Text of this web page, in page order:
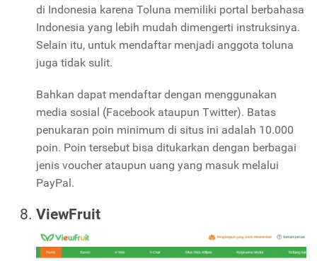
di Indonesia karena Toluna memiliki portal berbahasa
Indonesia yang lebih mudah dimengerti instruksinya.
Selain itu, untuk mendaftar menjadi anggota toluna
juga tidak sulit.
Bahkan dapat mendaftar dengan menggunakan
media sosial (Facebook ataupun Twitter). Batas
penukaran poin minimum di situs ini adalah 10.000
poin. Poin tersebut bisa ditukarkan dengan berbagai
jenis voucher ataupun uang yang masuk melalui
PayPal.
ViewFruit